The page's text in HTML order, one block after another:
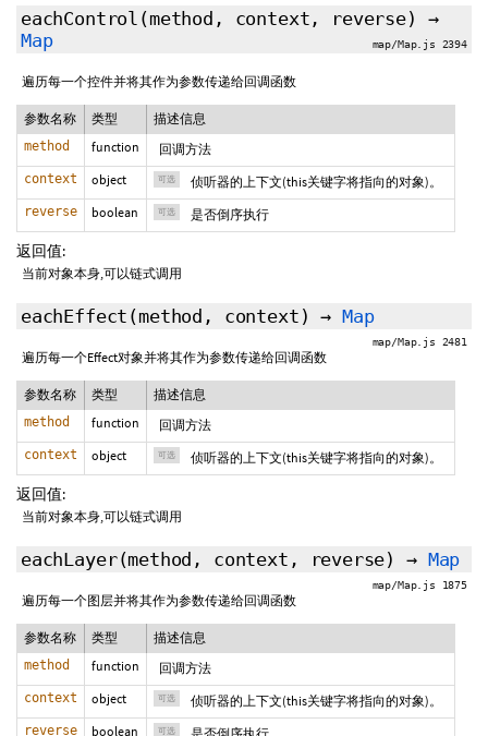
eachControl (method, context , reverse)
→
Map
map/Map.js 2394
遍历每一个控件并将其作为参数传递给回调函数
参数名称 类型 描述信息
method function 回调方法
context object 可选 侦听器的上下文(this关键字将指向的对象)。
reverse boolean 可选 是否倒序执行
返回值:
当前对象本身,可以链式调用
eachEffect (method, context ) → Map
map/Map.js 2481
遍历每一个Effect对象并将其作为参数传递给回调函数
参数名称 类型 描述信息
method function 回调方法
context object 可选 侦听器的上下文(this关键字将指向的对象)。
返回值:
当前对象本身,可以链式调用
eachLayer(method, context , reverse) → Map
map/Map.js 1875
遍历每一个图层并将其作为参数传递给回调函数
参数名称 类型 描述信息
method function 回调方法
context object 可选 侦听器的上下文(this关键字将指向的对象)。
reverse boolean 可选